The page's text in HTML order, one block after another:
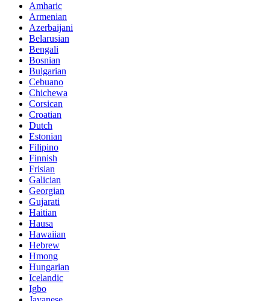
Amharic
Armenian
Azerbaijani
Belarusian
Bengali
Bosnian
Bulgarian
Cebuano
Chichewa
Corsican
Croatian
Dutch
Estonian
Filipino
Finnish
Frisian
Galician
Georgian
Gujarati
Haitian
Hausa
Hawaiian
Hebrew
Hmong
Hungarian
Icelandic
Igbo